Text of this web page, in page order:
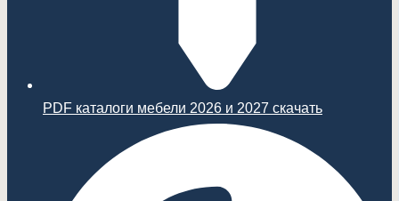
PDF каталоги мебели 2026 и 2027 скачать